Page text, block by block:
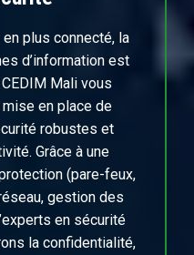
plus connecté, la
d’information est
Mali vous
en place de
robustes et
Grâce à une
(pare-feux,
gestion des
en sécurité
la confidentialité,